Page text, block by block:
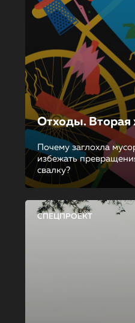
Отходы. Вторая
Почему заглохла
избежать
свалку?
СПЕЦПРОЕКТ